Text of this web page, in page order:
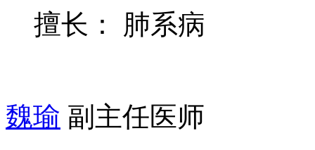
擅长： 肺系病
魏瑜 副主任医师